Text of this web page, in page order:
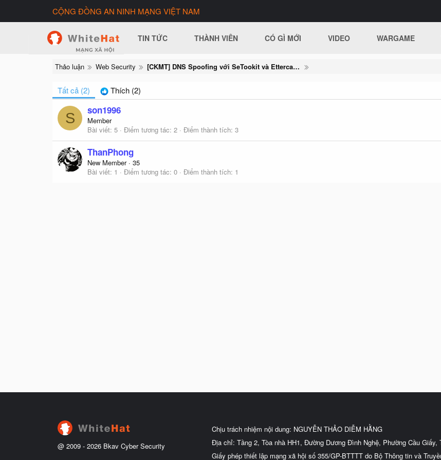
CỘNG ĐỒNG AN NINH MẠNG VIỆT NAM
TIN TỨC THÀNH VIÊN CÓ GÌ MỚI VIDEO WARGAME
Thảo luận Web Security [CKMT] DNS Spoofing với SeTookit và Ettercap trong Kali Linux
Tất cả (2) Thích (2)
S son1996
Member
Bài viết 5 Điểm tương tác 2 Điểm thành tích 3
ThanPhong
New Member · 35
Bài viết 1 Điểm tương tác 0 Điểm thành tích 1
@ 2009 - 2026 Bkav Cyber Security
Chịu trách nhiệm nội dung: NGUYỄN THẢO DIỄM HẰNG
Địa chỉ: Tầng 2, Tòa nhà HH1, Đường Dương Đình Nghệ, Phường Cầu Giấy,
Giấy phép thiết lập mạng xã hội số 355/GP-BTTTT do Bộ Thông tin và